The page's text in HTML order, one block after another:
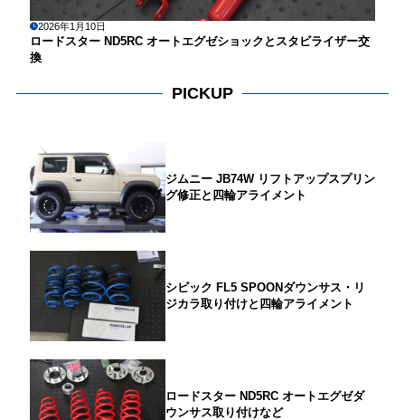
2026年1月10日
ロードスター ND5RC オートエグゼショックとスタビライザー交
換
PICKUP
ジムニー JB74W リフトアップスプリン
グ修正と四輪アライメント
シビック FL5 SPOONダウンサス・リ
ジカラ取り付けと四輪アライメント
ロードスター ND5RC オートエグゼダ
ウンサス取り付けなど